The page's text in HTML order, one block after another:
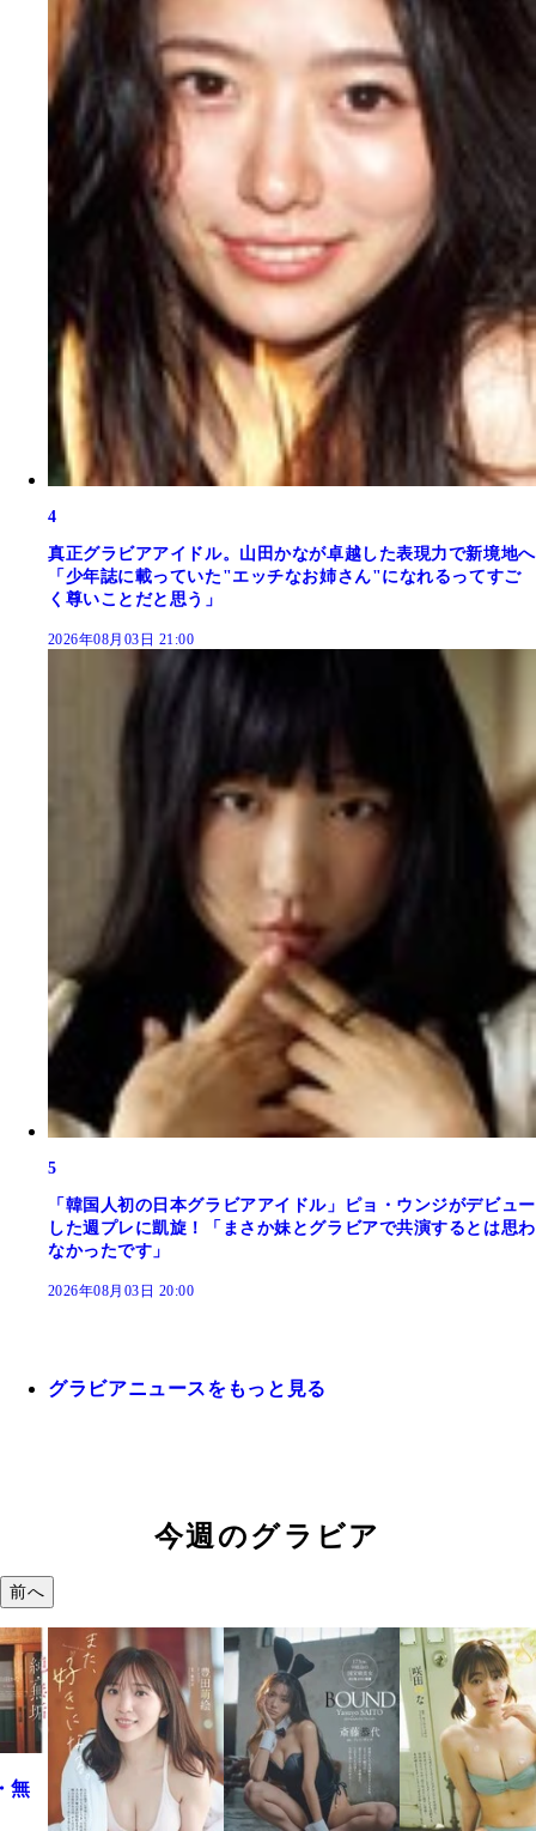
4
真正グラビアアイドル。山田かなが卓越した表現力で新境地へ
「少年誌に載っていた"エッチなお姉さん"になれるってすご
く尊いことだと思う」
2026年08月03日 21:00
5
「韓国人初の日本グラビアアイドル」ピョ・ウンジがデビュー
した週プレに凱旋！「まさか妹とグラビアで共演するとは思わ
なかったです」
2026年08月03日 20:00
グラビアニュースをもっと見る
今週のグラビア
前へ